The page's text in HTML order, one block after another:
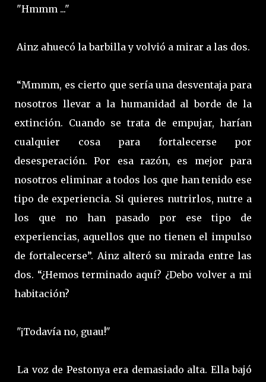
"Hmmm ..."
Ainz ahuecó la barbilla y volvió a mirar a las dos.
“Mmmm, es cierto que sería una desventaja para
nosotros llevar a la humanidad al borde de la
extinción. Cuando se trata de empujar, harían
cualquier cosa para fortalecerse por
desesperación. Por esa razón, es mejor para
nosotros eliminar a todos los que han tenido ese
tipo de experiencia. Si quieres nutrirlos, nutre a
los que no han pasado por ese tipo de
experiencias, aquellos que no tienen el impulso
de fortalecerse”. Ainz alteró su mirada entre las
dos. “¿Hemos terminado aquí? ¿Debo volver a mi
habitación?
"¡Todavía no, guau!"
La voz de Pestonya era demasiado alta. Ella bajó